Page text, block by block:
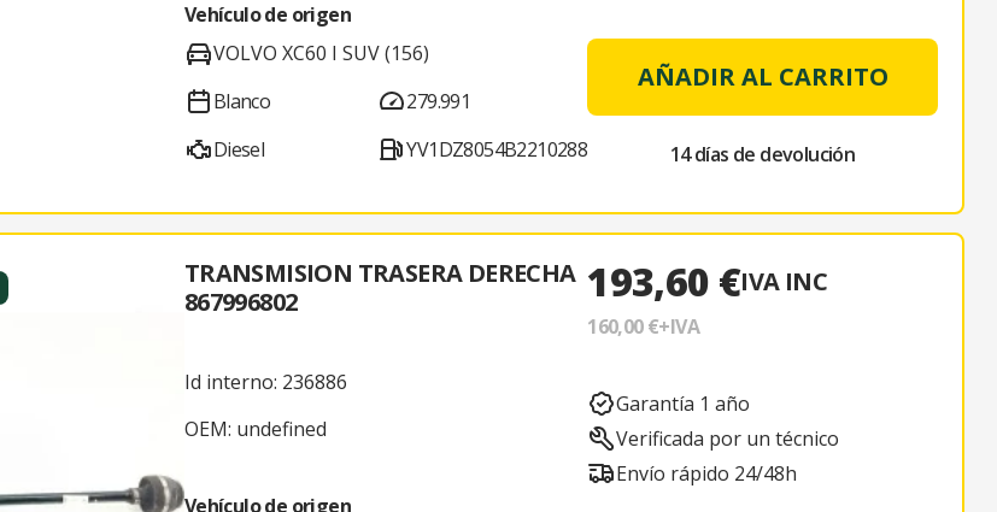
Vehículo de origen
VOLVO XC60 I SUV (156)
Blanco
Diesel
279.991
YV1DZ8054B2210288
AÑADIR AL CARRITO
14 días de devolución
TRANSMISION TRASERA DERECHA
867996802
Id interno: 236886
OEM: undefined
Vehículo de origen
193,60 €IVA INC
160,00 €+IVA
Garantía 1 año
Verificada por un técnico
Envío rápido 24/48h